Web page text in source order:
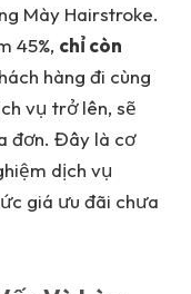
Mày Hairstroke.
45%, chỉ còn
hàng đi cùng
vụ trở lên, sẽ
đơn. Đây là cơ
dịch vụ
giá ưu đãi chưa